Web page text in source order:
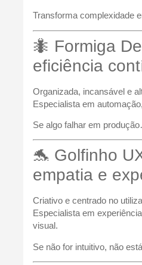
Transforma complexidade
🐜 Formiga
eficiência
Organizada, incansável e
Especialista em
Se algo falhar em
🐬 Golfinho
empatia e
Criativo e centrado no
Especialista em
visual.
Se não for intuitivo, não